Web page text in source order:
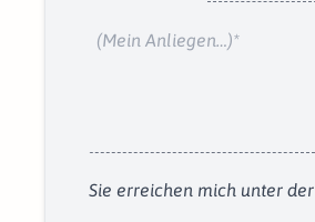
Anliegen
Sie erreichen mich unter der